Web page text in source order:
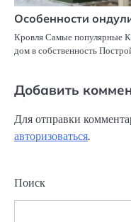
Особенности
Кровля Самые популярные
дом в собственность
Добавить
Для отправки
авторизоваться.
Поиск